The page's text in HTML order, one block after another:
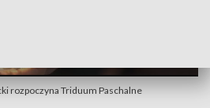
rozpoczyna Triduum Paschalne